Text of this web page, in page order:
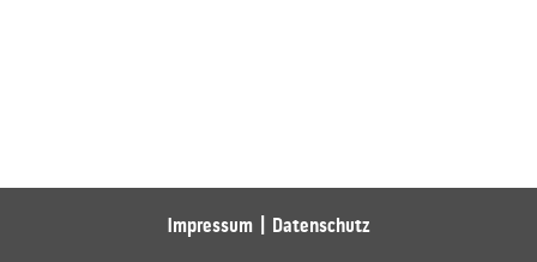
Impressum Datenschutz